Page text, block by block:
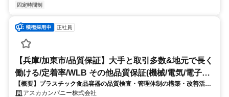
固定時間制
正社員
【兵庫/加東市/品質保証】大手と取引多数&地元で長く
働ける/定着率/WLB その他品質保証(機械/電気/電子製
品専門職)
【概要】プラスチック食品容器の品質検査・管理体制の構築・改善活動
を通じて、社会インフラを支える「安全」と「信頼」を最前線で支える
アスカカンパニー株式会社